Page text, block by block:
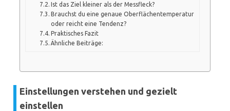
Ist das Ziel kleiner als der Messfleck?
Brauchst du eine genaue Oberflächentemperatur
oder reicht eine Tendenz?
Praktisches Fazit
Ähnliche Beiträge:
Einstellungen verstehen und gezielt
einstellen